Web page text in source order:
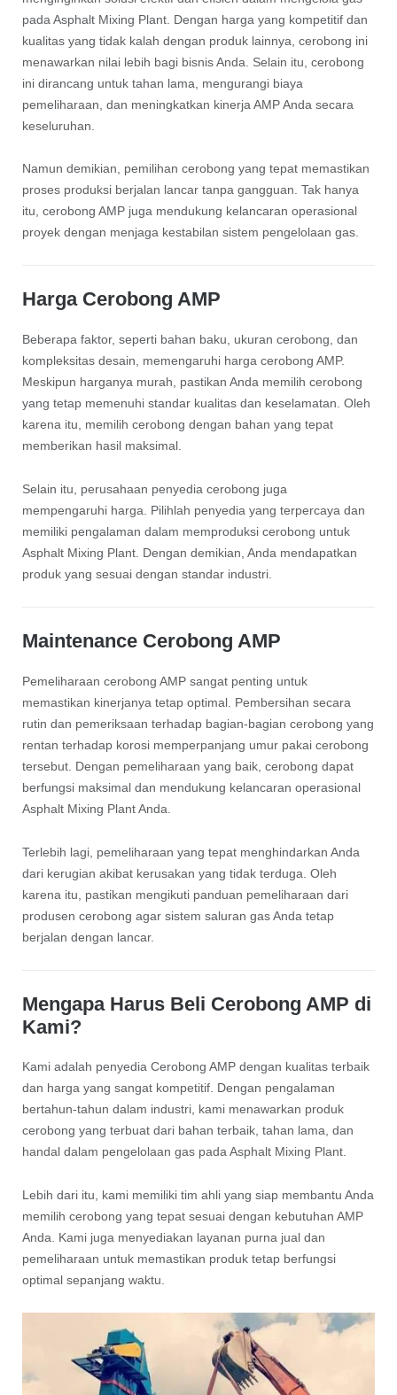
pada Asphalt Mixing Plant. Dengan harga yang kompetitif dan
kualitas yang tidak kalah dengan produk lainnya, cerobong ini
menawarkan nilai lebih bagi bisnis Anda. Selain itu, cerobong
ini dirancang untuk tahan lama, mengurangi biaya
pemeliharaan, dan meningkatkan kinerja AMP Anda secara
keseluruhan.
Namun demikian, pemilihan cerobong yang tepat memastikan
proses produksi berjalan lancar tanpa gangguan. Tak hanya
itu, cerobong AMP juga mendukung kelancaran operasional
proyek dengan menjaga kestabilan sistem pengelolaan gas.
Harga Cerobong AMP
Beberapa faktor, seperti bahan baku, ukuran cerobong, dan
kompleksitas desain, memengaruhi harga cerobong AMP.
Meskipun harganya murah, pastikan Anda memilih cerobong
yang tetap memenuhi standar kualitas dan keselamatan. Oleh
karena itu, memilih cerobong dengan bahan yang tepat
memberikan hasil maksimal.
Selain itu, perusahaan penyedia cerobong juga
mempengaruhi harga. Pilihlah penyedia yang terpercaya dan
memiliki pengalaman dalam memproduksi cerobong untuk
Asphalt Mixing Plant. Dengan demikian, Anda mendapatkan
produk yang sesuai dengan standar industri.
Maintenance Cerobong AMP
Pemeliharaan cerobong AMP sangat penting untuk
memastikan kinerjanya tetap optimal. Pembersihan secara
rutin dan pemeriksaan terhadap bagian-bagian cerobong yang
rentan terhadap korosi memperpanjang umur pakai cerobong
tersebut. Dengan pemeliharaan yang baik, cerobong dapat
berfungsi maksimal dan mendukung kelancaran operasional
Asphalt Mixing Plant Anda.
Terlebih lagi, pemeliharaan yang tepat menghindarkan Anda
dari kerugian akibat kerusakan yang tidak terduga. Oleh
karena itu, pastikan mengikuti panduan pemeliharaan dari
produsen cerobong agar sistem saluran gas Anda tetap
berjalan dengan lancar.
Mengapa Harus Beli Cerobong AMP di
Kami?
Kami adalah penyedia Cerobong AMP dengan kualitas terbaik
dan harga yang sangat kompetitif. Dengan pengalaman
bertahun-tahun dalam industri, kami menawarkan produk
cerobong yang terbuat dari bahan terbaik, tahan lama, dan
handal dalam pengelolaan gas pada Asphalt Mixing Plant.
Lebih dari itu, kami memiliki tim ahli yang siap membantu Anda
memilih cerobong yang tepat sesuai dengan kebutuhan AMP
Anda. Kami juga menyediakan layanan purna jual dan
pemeliharaan untuk memastikan produk tetap berfungsi
optimal sepanjang waktu.